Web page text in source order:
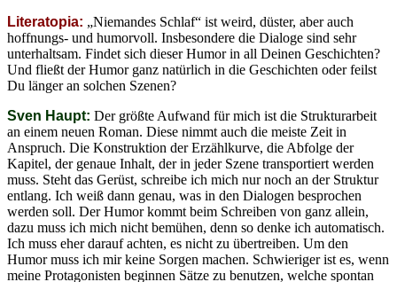
Literatopia: „Niemandes Schlaf“ ist weird, düster, aber auch
hoffnungs- und humorvoll. Insbesondere die Dialoge sind sehr
unterhaltsam. Findet sich dieser Humor in all Deinen Geschichten?
Und fließt der Humor ganz natürlich in die Geschichten oder feilst
Du länger an solchen Szenen?
Sven Haupt: Der größte Aufwand für mich ist die Strukturarbeit
an einem neuen Roman. Diese nimmt auch die meiste Zeit in
Anspruch. Die Konstruktion der Erzählkurve, die Abfolge der
Kapitel, der genaue Inhalt, der in jeder Szene transportiert werden
muss. Steht das Gerüst, schreibe ich mich nur noch an der Struktur
entlang. Ich weiß dann genau, was in den Dialogen besprochen
werden soll. Der Humor kommt beim Schreiben von ganz allein,
dazu muss ich mich nicht bemühen, denn so denke ich automatisch.
Ich muss eher darauf achten, es nicht zu übertreiben. Um den
Humor muss ich mir keine Sorgen machen. Schwieriger ist es, wenn
meine Protagonisten beginnen Sätze zu benutzen, welche spontan